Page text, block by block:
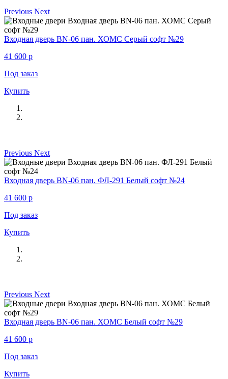
Previous Next
Входная дверь BN-06 пан. ХОМС Серый софт №29
41 600 p
Под заказ
Купить
Previous Next
Входная дверь BN-06 пан. ФЛ-291 Белый софт №24
41 600 p
Под заказ
Купить
Previous Next
Входная дверь BN-06 пан. ХОМС Белый софт №29
41 600 p
Под заказ
Купить